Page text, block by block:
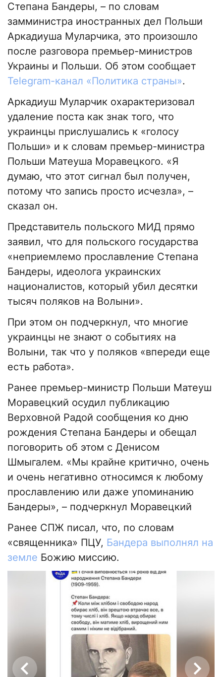
Степана Бандеры, – по словам
замминистра иностранных дел Польши
Аркадиуша Муларчика, это произошло
после разговора премьер-министров
Украины и Польши. Об этом сообщает
Telegram-канал «Политика страны».
Аркадиуш Муларчик охарактеризовал
удаление поста как знак того, что
украинцы прислушались к «голосу
Польши» и к словам премьер-министра
Польши Матеуша Моравецкого. «Я
думаю, что этот сигнал был получен,
потому что запись просто исчезла», –
сказал он.
Представитель польского МИД прямо
заявил, что для польского государства
«неприемлемо прославление Степана
Бандеры, идеолога украинских
националистов, который убил десятки
тысяч поляков на Волыни».
При этом он подчеркнул, что многие
украинцы не знают о событиях на
Волыни, так что у поляков «впереди еще
есть работа».
Ранее премьер-министр Польши Матеуш
Моравецкий осудил публикацию
Верховной Радой сообщения ко дню
рождения Степана Бандеры и обещал
поговорить об этом с Денисом
Шмыгалем. «Мы крайне критично, очень
и очень негативно относимся к любому
прославлению или даже упоминанию
Бандеры», – подчеркнул Моравецкий
Ранее СПЖ писал, что, по словам
«священника» ПЦУ, Бандера выполнял на
земле Божию миссию.